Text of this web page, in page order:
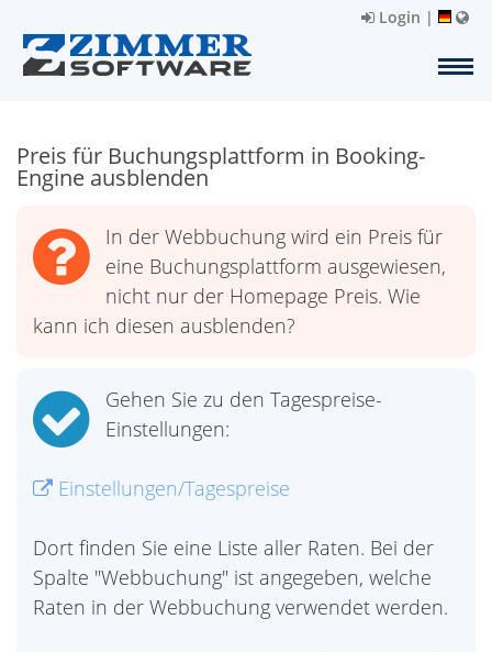
Login |
Preis für Buchungsplattform in Booking-
Engine ausblenden
In der Webbuchung wird ein Preis für
eine Buchungsplattform ausgewiesen,
nicht nur der Homepage Preis. Wie
kann ich diesen ausblenden?
Gehen Sie zu den Tagespreise-
Einstellungen:
Einstellungen/Tagespreise
Dort finden Sie eine Liste aller Raten. Bei der
Spalte "Webbuchung" ist angegeben, welche
Raten in der Webbuchung verwendet werden.